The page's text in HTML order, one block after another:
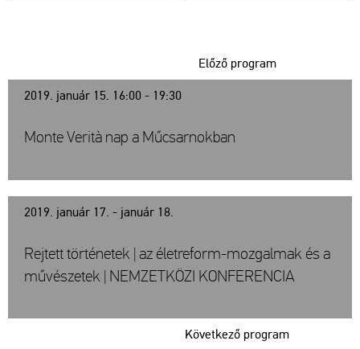
2019. január 15. 16:00 - 19:30
Előző program
Monte Verità nap a Műcsarnokban
2019. január 17. - január 18.
Következő program
Rejtett történetek | az életreform-mozgalmak és a
művészetek | NEMZETKÖZI KONFERENCIA